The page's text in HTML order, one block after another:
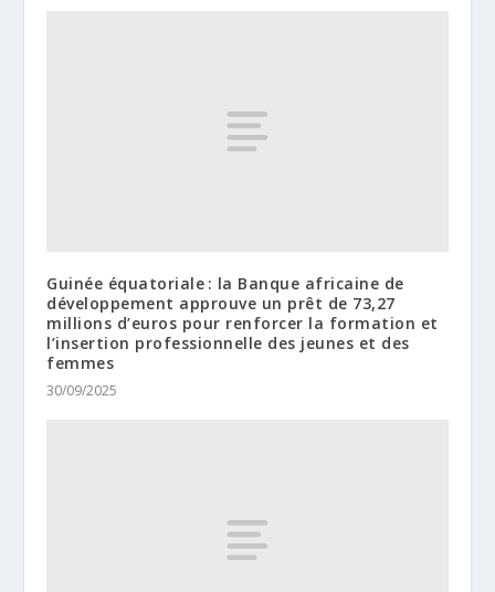
Guinée équatoriale : la Banque africaine de
développement approuve un prêt de 73,27
millions d’euros pour renforcer la formation et
l’insertion professionnelle des jeunes et des
femmes
30/09/2025